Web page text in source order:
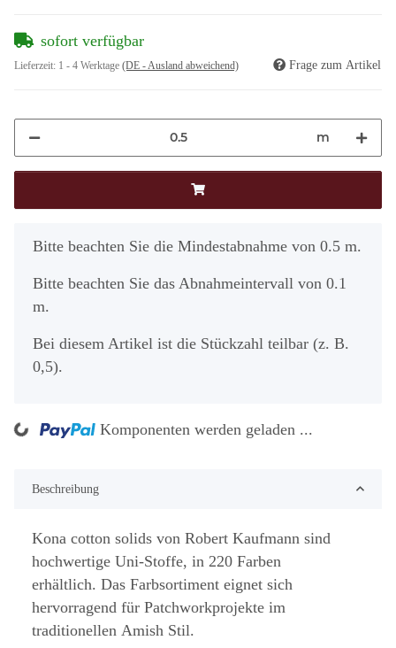
sofort verfügbar
Lieferzeit: 1 - 4 Werktage (DE - Ausland abweichend) Frage zum Artikel
m
x
Bitte beachten Sie die Mindestabnahme von 0.5 m.
Bitte beachten Sie das Abnahmeintervall von 0.1
m.
Bei diesem Artikel ist die Stückzahl teilbar (z. B.
0,5).
Komponenten werden geladen ...
Beschreibung
Kona cotton solids von Robert Kaufmann sind
hochwertige Uni-Stoffe, in 220 Farben
erhältlich. Das Farbsortiment eignet sich
hervorragend für Patchworkprojekte im
traditionellen Amish Stil.